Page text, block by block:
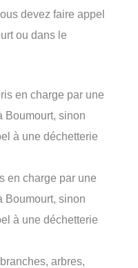
devez faire appel
ou dans le
en charge par une
Boumourt, sinon
à une déchetterie
en charge par une
Boumourt, sinon
à une déchetterie
arbres,